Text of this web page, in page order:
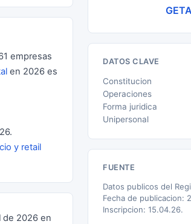
empresas
en 2026 es
y retail
de 2026 en
DATOS CLAVE
Constitucion
Operaciones
Forma juridica
Unipersonal
FUENTE
Datos publicos del
Fecha de publicacion:
Inscripcion: 15.04.26.